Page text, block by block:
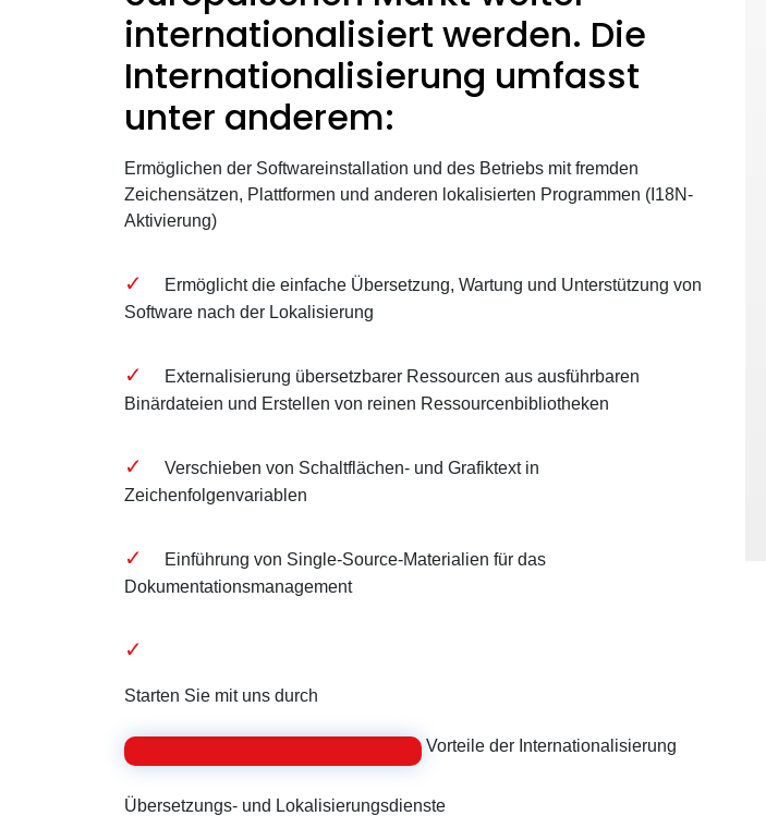
internationalisiert werden. Die
Internationalisierung umfasst
unter anderem:
Ermöglichen der Softwareinstallation und des Betriebs mit fremden
Zeichensätzen, Plattformen und anderen lokalisierten Programmen (I18N-
Aktivierung)
Ermöglicht die einfache Übersetzung, Wartung und Unterstützung von
Software nach der Lokalisierung
Externalisierung übersetzbarer Ressourcen aus ausführbaren
Binärdateien und Erstellen von reinen Ressourcenbibliotheken
Verschieben von Schaltflächen- und Grafiktext in
Zeichenfolgenvariablen
Einführung von Single-Source-Materialien für das
Dokumentationsmanagement
Starten Sie mit uns durch
Vorteile der Internationalisierung
Übersetzungs- und Lokalisierungsdienste